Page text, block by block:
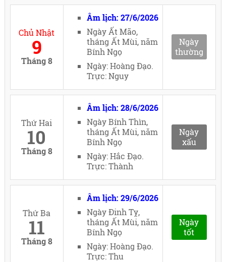
Chủ Nhật
9
Tháng 8
Âm lịch: 27/6/2026
Ngày Ất Mão,
tháng Ất Mùi, năm
Bính Ngọ
Ngày: Hoàng Đạo.
Trực: Nguy
Ngày
thường
Thứ Hai
10
Tháng 8
Âm lịch: 28/6/2026
Ngày Bính Thìn,
tháng Ất Mùi, năm
Bính Ngọ
Ngày: Hắc Đạo.
Trực: Thành
Ngày
xấu
Thứ Ba
11
Tháng 8
Âm lịch: 29/6/2026
Ngày Đinh Tỵ,
tháng Ất Mùi, năm
Bính Ngọ
Ngày: Hoàng Đạo.
Trực: Thu
Ngày
tốt